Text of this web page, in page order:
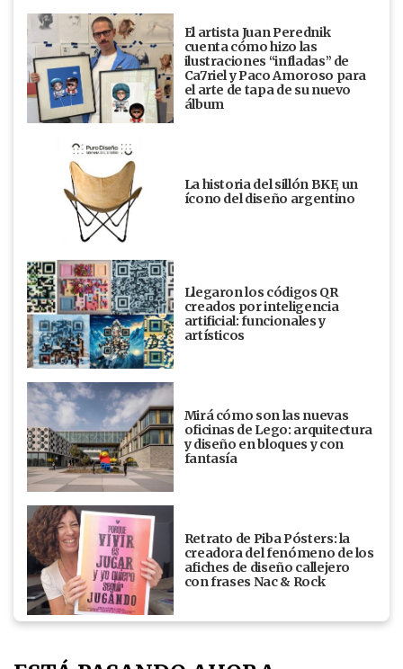
El artista Juan Perednik
cuenta cómo hizo las
ilustraciones “infladas” de
Ca7riel y Paco Amoroso para
el arte de tapa de su nuevo
álbum
La historia del sillón BKF, un
ícono del diseño argentino
Llegaron los códigos QR
creados por inteligencia
artificial: funcionales y
artísticos
Mirá cómo son las nuevas
oficinas de Lego: arquitectura
y diseño en bloques y con
fantasía
Retrato de Piba Pósters: la
creadora del fenómeno de los
afiches de diseño callejero
con frases Nac & Rock